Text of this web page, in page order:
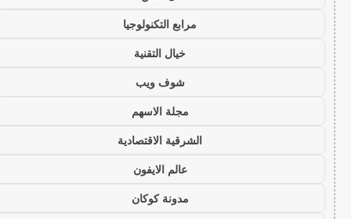
مرابع التكنولوجيا
خيال التقنية
شوف ويب
مجلة الاسهم
الشرقية الاقتصادية
عالم الايفون
مدونة كوكان